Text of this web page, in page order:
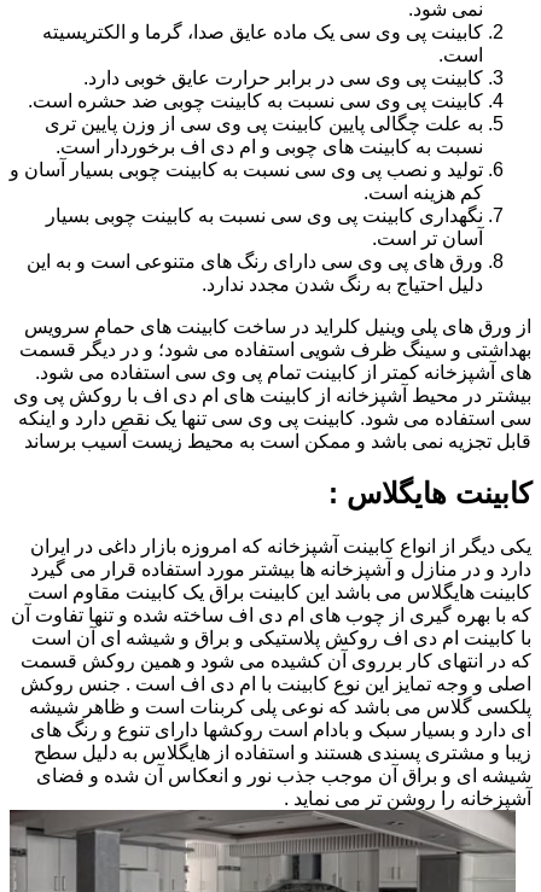
نمی شود.
کابینت پی وی سی یک ماده عایق صدا، گرما و الکتریسیته
است.
کابینت پی وی سی در برابر حرارت عایق خوبی دارد.
کابینت پی وی سی نسبت به کابینت چوبی ضد حشره است.
به علت چگالی پایین کابینت پی وی سی از وزن پایین تری
نسبت به کابینت های چوبی و ام دی اف برخوردار است.
تولید و نصب پی وی سی نسبت به کابینت چوبی بسیار آسان و
کم هزینه است.
نگهداری کابینت پی وی سی نسبت به کابینت چوبی بسیار
آسان تر است.
ورق های پی وی سی دارای رنگ های متنوعی است و به این
دلیل احتیاج به رنگ شدن مجدد ندارد.
از ورق های پلی وینیل کلراید در ساخت کابینت های حمام سرویس
بهداشتی و سینگ ظرف شویی استفاده می شود؛ و در دیگر قسمت
های آشپزخانه کمتر از کابینت تمام پی وی سی استفاده می شود.
بیشتر در محیط آشپزخانه از کابینت های ام دی اف با روکش پی وی
سی استفاده می شود. کابینت پی وی سی تنها یک نقص دارد و اینکه
قابل تجزیه نمی باشد و ممکن است به محیط زیست آسیب برساند
کابینت هایگلاس :
یکی دیگر از انواع کابینت آشپزخانه که امروزه بازار داغی در ایران
دارد و در منازل و آشپزخانه ها بیشتر مورد استفاده قرار می گیرد
کابینت هایگلاس می باشد این کابینت براق یک کابینت مقاوم است
که با بهره گیری از چوب های ام دی اف ساخته شده و تنها تفاوت آن
با کابینت ام دی اف روکش پلاستیکی و براق و شیشه ای آن است
که در انتهای کار برروی آن کشیده می شود و همین روکش قسمت
اصلی و وجه تمایز این نوع کابینت با ام دی اف است . جنس روکش
پلکسی گلاس می باشد که نوعی پلی کربنات است و ظاهر شیشه
ای دارد و بسیار سبک و بادام است روکشها دارای تنوع و رنگ های
زیبا و مشتری پسندی هستند و استفاده از هایگلاس به دلیل سطح
شیشه ای و براق آن موجب جذب نور و انعکاس آن شده و فضای
آشپزخانه را روشن تر می نماید .